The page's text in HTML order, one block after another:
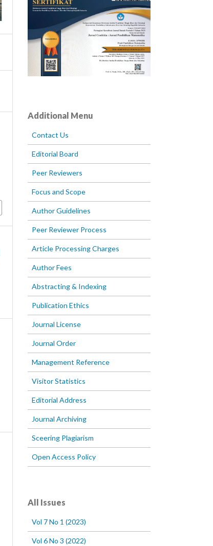
Additional Menu
Contact Us
Editorial Board
Peer Reviewers
Focus and Scope
Author Guidelines
Peer Reviewer Process
Article Processing Charges
Author Fees
Abstracting & Indexing
Publication Ethics
Journal License
Journal Order
Management Reference
Visitor Statistics
Editorial Address
Journal Archiving
Sceering Plagiarism
Open Access Policy
All Issues
Vol 7 No 1 (2023)
Vol 6 No 3 (2022)